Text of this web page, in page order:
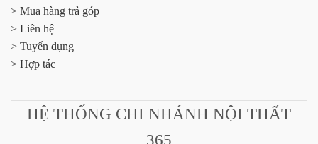
> Mua hàng trả góp
> Liên hệ
> Tuyển dụng
> Hợp tác
HỆ THỐNG CHI NHÁNH NỘI THẤT
365